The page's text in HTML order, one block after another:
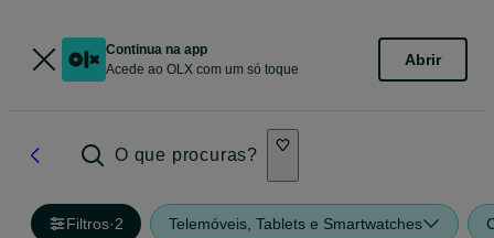
Continua na app
Acede ao OLX com um só toque
Abrir
O que procuras?
Filtros·2 Telemóveis, Tablets e Smartwatches